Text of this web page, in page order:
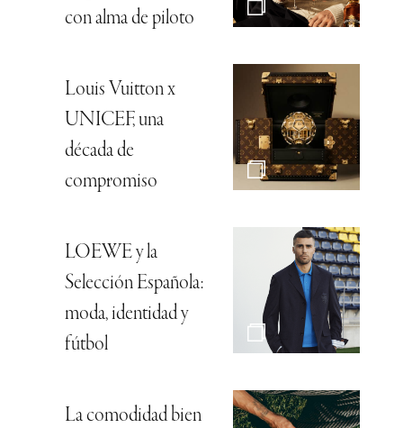
con alma de piloto
Louis Vuitton x
UNICEF, una
década de
compromiso
LOEWE y la
Selección Española:
moda, identidad y
fútbol
La comodidad bien